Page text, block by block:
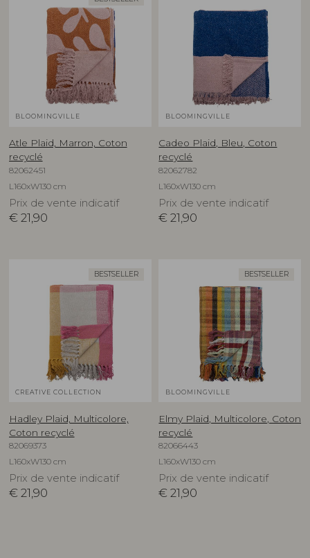
BLOOMINGVILLE
Atle Plaid, Marron, Coton
recyclé
82062451
L160xW130 cm
Prix de vente indicatif
€ 21,90
BLOOMINGVILLE
Cadeo Plaid, Bleu, Coton
recyclé
82062782
L160xW130 cm
Prix de vente indicatif
€ 21,90
BESTSELLER
CREATIVE COLLECTION
Hadley Plaid, Multicolore,
Coton recyclé
82069373
L160xW130 cm
Prix de vente indicatif
€ 21,90
BESTSELLER
BLOOMINGVILLE
Elmy Plaid, Multicolore, Coton
recyclé
82066443
L160xW130 cm
Prix de vente indicatif
€ 21,90